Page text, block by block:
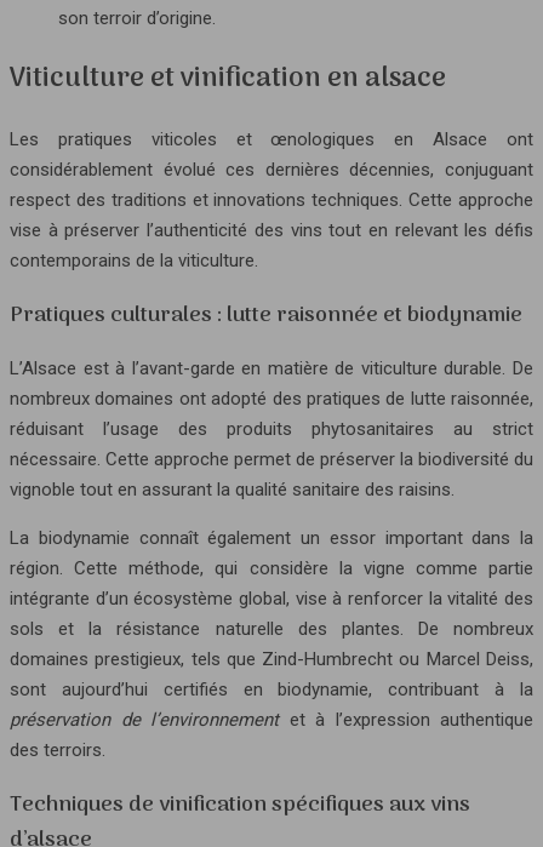
son terroir d’origine.
Viticulture et vinification en alsace
Les pratiques viticoles et œnologiques en Alsace ont
considérablement évolué ces dernières décennies, conjuguant
respect des traditions et innovations techniques. Cette approche
vise à préserver l’authenticité des vins tout en relevant les défis
contemporains de la viticulture.
Pratiques culturales : lutte raisonnée et biodynamie
L’Alsace est à l’avant-garde en matière de viticulture durable. De
nombreux domaines ont adopté des pratiques de lutte raisonnée,
réduisant l’usage des produits phytosanitaires au strict
nécessaire. Cette approche permet de préserver la biodiversité du
vignoble tout en assurant la qualité sanitaire des raisins.
La biodynamie connaît également un essor important dans la
région. Cette méthode, qui considère la vigne comme partie
intégrante d’un écosystème global, vise à renforcer la vitalité des
sols et la résistance naturelle des plantes. De nombreux
domaines prestigieux, tels que Zind-Humbrecht ou Marcel Deiss,
sont aujourd’hui certifiés en biodynamie, contribuant à la
préservation de l’environnement et à l’expression authentique
des terroirs.
Techniques de vinification spécifiques aux vins